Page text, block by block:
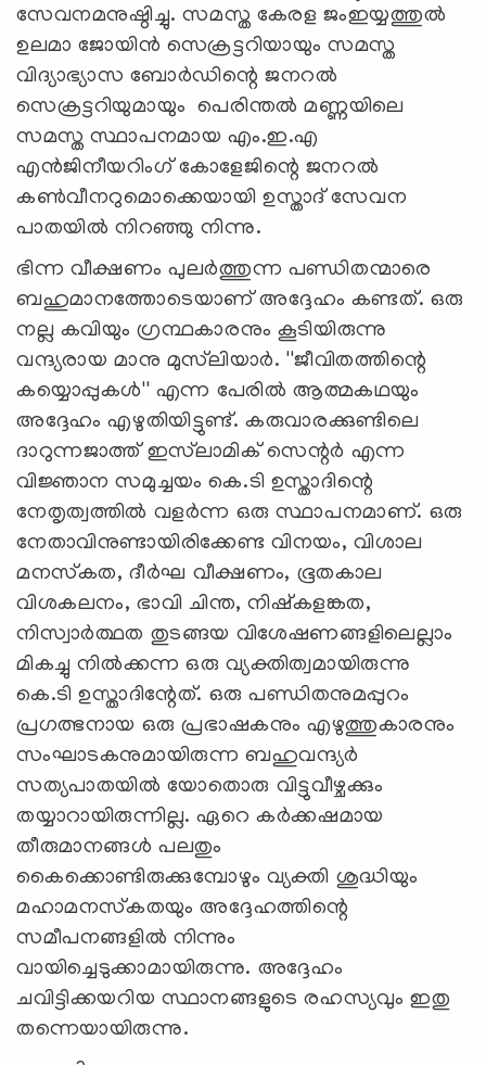
സേവനമനുഷ്ഠിച്ചു. സമസ്ത കേരള ജംഇയ്യത്തുല്‍
ഉലമാ ജോയിന്‍ സെക്രട്ടറിയായും സമസ്ത
വിദ്യാഭ്യാസ ബോര്‍ഡിന്റെ ജനറല്‍
സെക്രട്ടറിയുമായും പെരിന്തല്‍ മണ്ണയിലെ
സമസ്ത സ്ഥാപനമായ എം.ഇ.എ
എന്‍ജിനീയറിംഗ് കോളേജിന്റെ ജനറല്‍
കണ്‍വീനറുമൊക്കെയായി ഉസ്താദ് സേവന
പാതയില്‍ നിറഞ്ഞു നിന്നു.
ഭിന്ന വീക്ഷണം പുലര്‍ത്തുന്ന പണ്ഡിതന്മാരെ
ബഹുമാനത്തോടെയാണ് അദ്ദേഹം കണ്ടത്. ഒരു
നല്ല കവിയും ഗ്രന്ഥകാരനും കൂടിയിരുന്നു
വന്ദ്യരായ മാനു മുസ്‌ലിയാര്‍. ''ജീവിതത്തിന്റെ
കയ്യൊപ്പുകള്‍'' എന്ന പേരില്‍ ആത്മകഥയും
അദ്ദേഹം എഴുതിയിട്ടുണ്ട്. കരുവാരക്കുണ്ടിലെ
ദാറുന്നജാത്ത് ഇസ്‌ലാമിക് സെന്റര്‍ എന്ന
വിജ്ഞാന സമുച്ചയം കെ.ടി ഉസ്താദിന്റെ
നേതൃത്വത്തില്‍ വളര്‍ന്ന ഒരു സ്ഥാപനമാണ്. ഒരു
നേതാവിനുണ്ടായിരിക്കേണ്ട വിനയം, വിശാല
മനസ്‌കത, ദീര്‍ഘ വീക്ഷണം, ഭൂതകാല
വിശകലനം, ഭാവി ചിന്ത, നിഷ്‌കളങ്കത,
നിസ്വാര്‍ത്ഥത തുടങ്ങയ വിശേഷണങ്ങളിലെല്ലാം
മികച്ചു നില്‍ക്കന്ന ഒരു വ്യക്തിത്വമായിരുന്നു
കെ.ടി ഉസ്താദിന്റേത്. ഒരു പണ്ഡിതനുമപ്പുറം
പ്രഗത്ഭനായ ഒരു പ്രഭാഷകനും എഴുത്തുകാരനും
സംഘാടകനുമായിരുന്ന ബഹുവന്ദ്യര്‍
സത്യപാതയില്‍ യോതൊരു വിട്ടുവീഴ്ചക്കും
തയ്യാറായിരുന്നില്ല. ഏറെ കര്‍ക്കഷമായ
തീരുമാനങ്ങള്‍ പലതും
കൈക്കൊണ്ടിരുക്കുമ്പോഴും വ്യക്തി ശുദ്ധിയും
മഹാമനസ്‌കതയും അദ്ദേഹത്തിന്റെ
സമീപനങ്ങളില്‍ നിന്നും
വായിച്ചെടുക്കാമായിരുന്നു. അദ്ദേഹം
ചവിട്ടിക്കയറിയ സ്ഥാനങ്ങളുടെ രഹസ്യവും ഇതു
തന്നെയായിരുന്നു.